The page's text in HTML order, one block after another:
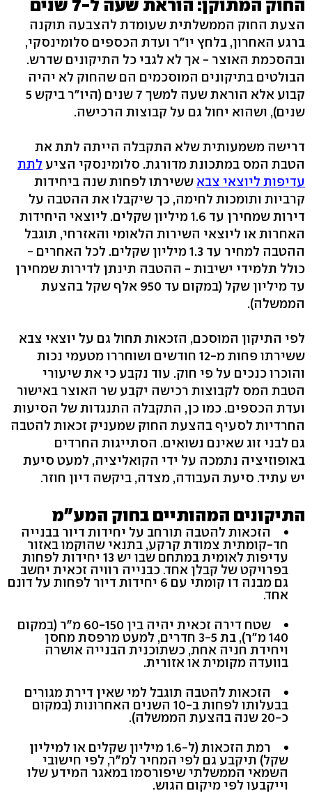
החוק המתוקן: הוראת שעה ל-7 שנים
הצעת החוק הממשלתית שעומדת להצבעה תוקנה
ברגע האחרון, בלחץ יו"ר ועדת הכספים סלומינסקי,
ובהסכמת האוצר - אך לא לגבי כל התיקונים שדרש.
הבולטים בתיקונים המוסכמים הם שהחוק לא יהיה
קבוע אלא הוראת שעה למשך 7 שנים (היו"ר ביקש 5
שנים), ושהוא יחול גם על קבוצות הרכישה.
דרישה משמעותית שלא התקבלה הייתה לתת את
הטבת המס במתכונת מדורגת. סלומינסקי הציע לתת
עדיפות ליוצאי צבא ששירתו לפחות שנה ביחידות
קרביות ותומכות לחימה, כך שיקבלו את ההטבה על
דירות שמחירן עד 1.6 מיליון שקלים. ליוצאי היחידות
האחרות או ליוצאי השירות הלאומי והאזרחי, תוגבל
ההטבה למחיר עד 1.3 מיליון שקלים. לכל האחרים -
כולל תלמידי ישיבות - ההטבה תינתן לדירות שמחירן
עד מיליון שקל (במקום עד 950 אלף שקל בהצעת
הממשלה).
לפי התיקון המוסכם, הזכאות תחול גם על יוצאי צבא
ששירתו פחות מ-12 חודשים ושוחררו מטעמי נכות
והוכרו כנכים על פי חוק. עוד נקבע כי את שיעורי
הטבת המס לקבוצות רכישה יקבע שר האוצר באישור
ועדת הכספים. כמו כן, התקבלה התנגדות של הסיעות
החרדיות לסעיף בהצעת החוק שמעניק זכאות להטבה
גם לבני זוג שאינם נשואים. הסתייגות החרדים
באופוזיציה נתמכה על ידי הקואליציה, למעט סיעת
יש עתיד. סיעת העבודה, מצדה, ביקשה דיון חוזר.
התיקונים המהותיים בחוק המע"מ
הזכאות להטבה תורחב על יחידות דיור בבנייה
חד-קומתית צמודת קרקע, בתנאי שהוקמו באזור
עדיפות לאומית במתחם שבו יש 13 יחידות לפחות
בפרויקט של קבלן אחד. כבנייה רוויה זכאית יחשב
גם מבנה דו קומתי עם 6 יחידות דיור לפחות על דונם
אחד.
שטח דירה זכאית יהיה בין 60-150 מ"ר (במקום
140 מ"ר), בת 3-5 חדרים, למעט מרפסת מחסן
ויחידת חניה אחת, כשתוכנית הבנייה אושרה
בוועדה מקומית או אזורית.
הזכאות להטבה תוגבל למי שאין דירת מגורים
בבעלותו לפחות ב-10 השנים האחרונות (במקום
כ-20 שנה בהצעת הממשלה).
רמת הזכאות (ל-1.6 מיליון שקלים או למיליון
שקל) תיקבע גם לפי המחיר למ"ר, לפי חישובי
השמאי הממשלתי שיפורסמו במאגר המידע שלו
וייקבעו לפי מיקום הגוש.